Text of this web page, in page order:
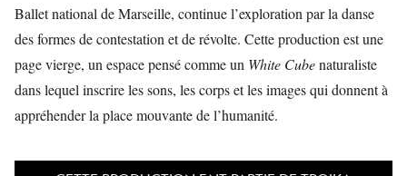
Ballet national de Marseille, continue l’exploration par la danse
des formes de contestation et de révolte. Cette production est une
page vierge, un espace pensé comme un White Cubenaturaliste
dans lequel inscrire les sons, les corps et les images qui donnent à
appréhender la place mouvante de l’humanité.